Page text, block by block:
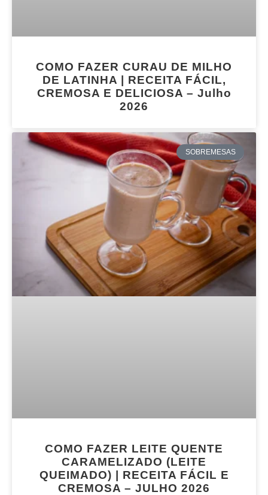
COMO FAZER CURAU DE MILHO
DE LATINHA | RECEITA FÁCIL,
CREMOSA E DELICIOSA – Julho
2026
SOBREMESAS
COMO FAZER LEITE QUENTE
CARAMELIZADO (LEITE
QUEIMADO) | RECEITA FÁCIL E
CREMOSA – JULHO 2026